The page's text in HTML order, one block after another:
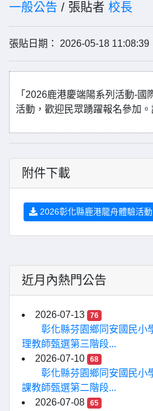
一般公告 / 張貼者 校長
張貼日期： 2026-05-18
「2026鹿港慶端陽系列活動-
活動，歡迎民眾踴躍報名參加
附件下載
2026彰化縣鹿港龍舟體驗活
近月內熱門公告
2026-07-13 76
彰化縣芬園鄉同安國民小
理教師甄選第三階段...
2026-07-10
68
彰化縣芬園鄉同安國民小
課教師甄選第二階段...
2026-07-08
65